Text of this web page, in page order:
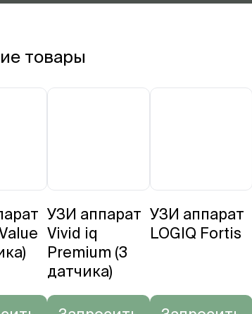
товары
УЗИ аппарат
Vivid iq
Premium (3
датчика)
УЗИ аппарат
LOGIQ Fortis